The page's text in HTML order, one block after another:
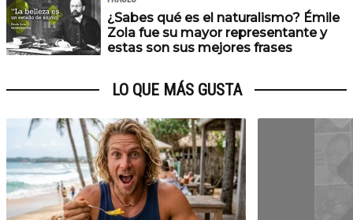
¿Sabes qué es el naturalismo? Émile
Zola fue su mayor representante y
estas son sus mejores frases
LO QUE MÁS GUSTA